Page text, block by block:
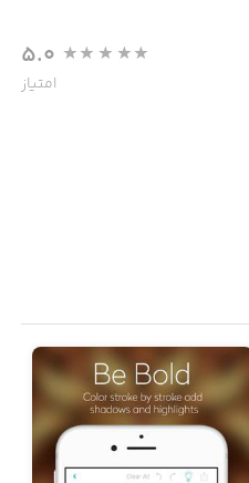
5.0
امتیاز